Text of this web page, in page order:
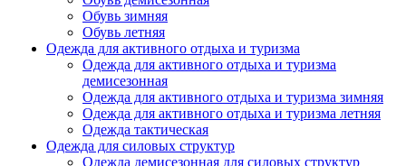
Обувь зимняя
Обувь летняя
Одежда для активного отдыха и туризма
Одежда для активного отдыха и туризма
демисезонная
Одежда для активного отдыха и туризма зимняя
Одежда для активного отдыха и туризма летняя
Одежда тактическая
Одежда для силовых структур
Одежда демисезонная для силовых структур